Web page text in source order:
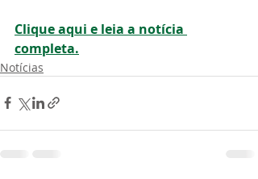
Clique aqui e leia a notícia
completa.
Notícias